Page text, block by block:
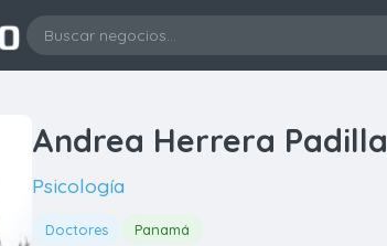
Andrea Herrera Padilla
Psicología
Doctores Panamá